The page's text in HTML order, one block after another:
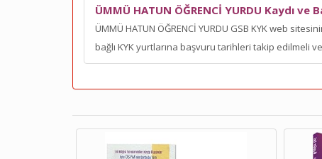
ÜMMÜ HATUN ÖĞRENCİ YURDU Kaydı ve
ÜMMÜ HATUN ÖĞRENCİ YURDU GSB KYK web
bağlı KYK yurtlarına başvuru tarihleri takip edilmeli